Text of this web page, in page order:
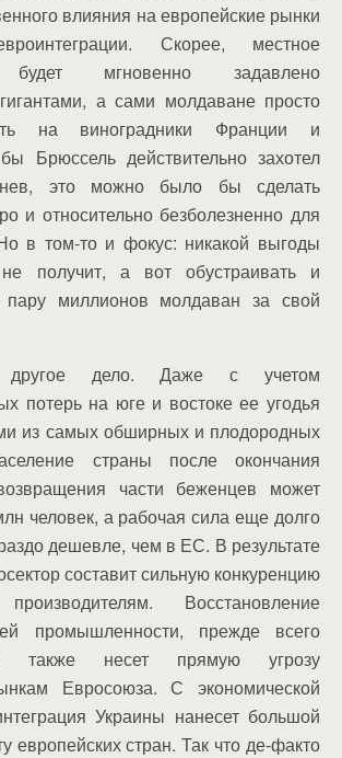
влияния на европейские рынки
Скорее, местное
будет мгновенно задавлено
а сами молдаване просто
на виноградники Франции и
Брюссель действительно захотел
это можно было бы сделать
и относительно безболезненно для
в том-то и фокус: никакой выгоды
получит, а вот обустраивать и
пару миллионов молдаван за свой
дело. Даже с учетом
потерь на юге и востоке ее угодья
из самых обширных и плодородных
страны после окончания
части беженцев может
человек, а рабочая сила еще долго
дешевле, чем в ЕС. В результате
составит сильную конкуренцию
Восстановление
промышленности, прежде всего
также несет прямую угрозу
Евросоюза. С экономической
Украины нанесет большой
европейских стран. Так что де-факто